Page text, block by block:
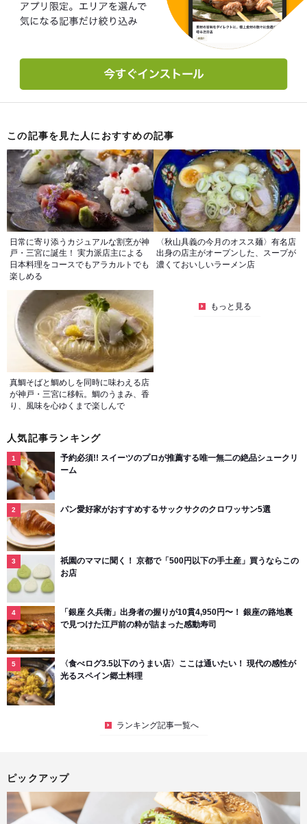
この記事を見た人におすすめの記事
日常に寄り添うカジュアルな割烹が神
戸・三宮に誕生！ 実力派店主による
日本料理をコースでもアラカルトでも
楽しめる
〈秋山具義の今月のオスス麺〉有名店
出身の店主がオープンした、スープが
濃くておいしいラーメン店
真鯛そばと鯛めしを同時に味わえる店
が神戸・三宮に移転。鯛のうまみ、香
り、風味を心ゆくまで楽しんで
もっと見る
人気記事ランキング
予約必須!! スイーツのプロが推薦する唯一無二の絶品シュークリ
ーム
パン愛好家がおすすめするサックサクのクロワッサン5選
祇園のママに聞く！ 京都で「500円以下の手土産」買うならこの
お店
「銀座 久兵衛」出身者の握りが10貫4,950円〜！ 銀座の路地裏
で見つけた江戸前の粋が詰まった感動寿司
〈食べログ3.5以下のうまい店〉ここは通いたい！ 現代の感性が
光るスペイン郷土料理
ランキング記事一覧へ
ピックアップ